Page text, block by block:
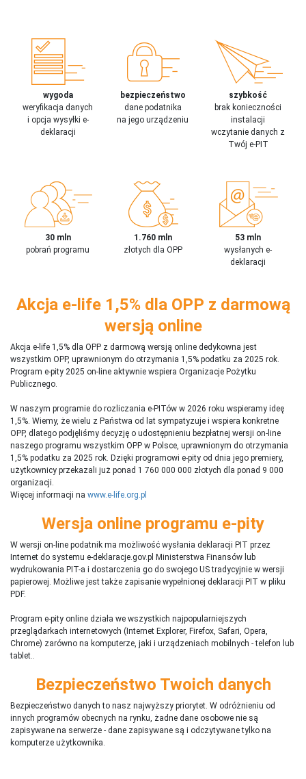
wygoda
weryfikacja danych
i opcja wysyłki e-
deklaracji
bezpieczeństwo
dane podatnika
na jego urządzeniu
szybkość
brak konieczności
instalacji
wczytanie danych z
Twój e-PIT
30 mln
pobrań programu
1.760 mln
złotych dla OPP
53 mln
wysłanych e-
deklaracji
Akcja e-life 1,5% dla OPP z darmową
wersją online
Akcja e-life 1,5% dla OPP z darmową wersją online dedykowna jest
wszystkim OPP, uprawnionym do otrzymania 1,5% podatku za 2025 rok.
Program e-pity 2025 on-line aktywnie wspiera Organizacje Pożytku
Publicznego.
W naszym programie do rozliczania e-PITów w 2026 roku wspieramy ideę
1,5%. Wiemy, że wielu z Państwa od lat sympatyzuje i wspiera konkretne
OPP, dlatego podjęliśmy decyzję o udostępnieniu bezpłatnej wersji on-line
naszego programu wszystkim OPP w Polsce, uprawnionym do otrzymania
1,5% podatku za 2025 rok. Dzięki programowi e-pity od dnia jego premiery,
użytkownicy przekazali już ponad 1 760 000 000 złotych dla ponad 9 000
organizacji.
Więcej informacji na www.e-life.org.pl
Wersja online programu e-pity
W wersji on-line podatnik ma możliwość wysłania deklaracji PIT przez
Internet do systemu e-deklaracje.gov.pl Ministerstwa Finansów lub
wydrukowania PIT-a i dostarczenia go do swojego US tradycyjnie w wersji
papierowej. Możliwe jest także zapisanie wypełnionej deklaracji PIT w pliku
PDF.
Program e-pity online działa we wszystkich najpopularniejszych
przeglądarkach internetowych (Internet Explorer, Firefox, Safari, Opera,
Chrome) zarówno na komputerze, jaki i urządzeniach mobilnych - telefon lub
tablet..
Bezpieczeństwo Twoich danych
Bezpieczeństwo danych to nasz najwyższy priorytet. W odróżnieniu od
innych programów obecnych na rynku, żadne dane osobowe nie są
zapisywane na serwerze - dane zapisywane są i odczytywane tylko na
komputerze użytkownika.